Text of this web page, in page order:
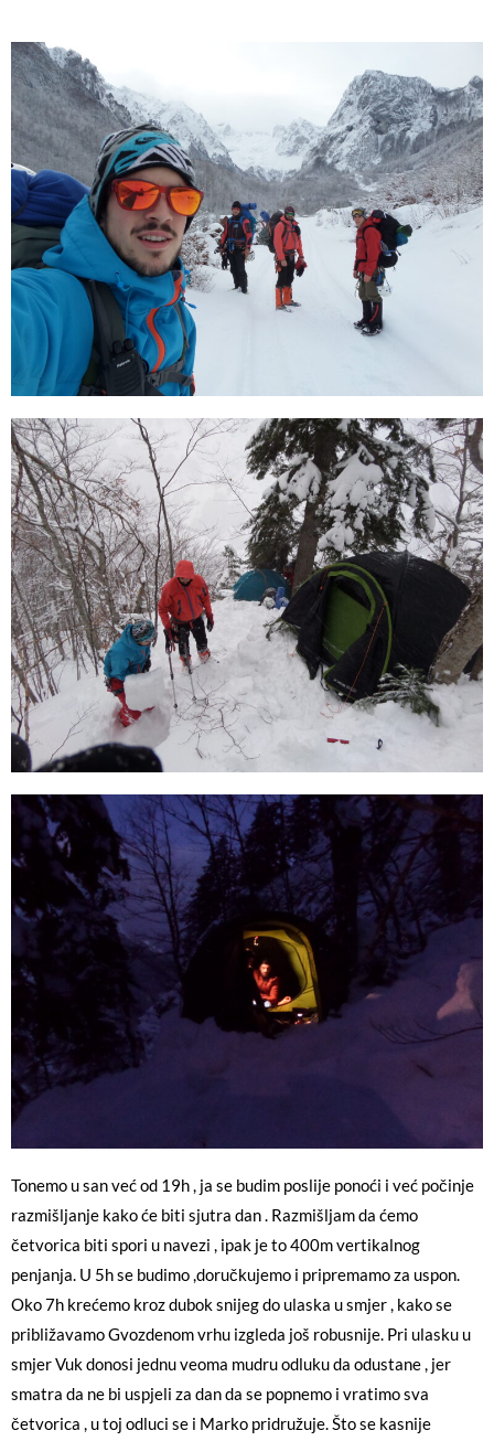
Tonemo u san već od 19h , ja se budim poslije ponoći i već počinje
razmišljanje kako će biti sjutra dan . Razmišljam da ćemo
četvorica biti spori u navezi , ipak je to 400m vertikalnog
penjanja. U 5h se budimo ,doručkujemo i pripremamo za uspon.
Oko 7h krećemo kroz dubok snijeg do ulaska u smjer , kako se
približavamo Gvozdenom vrhu izgleda još robusnije. Pri ulasku u
smjer Vuk donosi jednu veoma mudru odluku da odustane , jer
smatra da ne bi uspjeli za dan da se popnemo i vratimo sva
četvorica , u toj odluci se i Marko pridružuje. Što se kasnije